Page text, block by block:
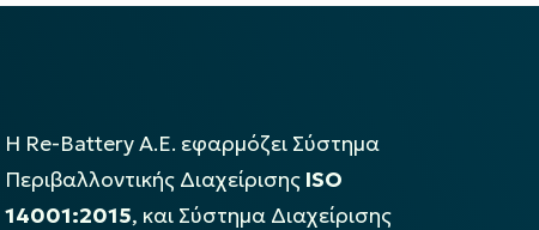
Η Re-Battery Α.Ε. εφαρμόζει Σύστημα
Περιβαλλοντικής Διαχείρισης ISO
14001:2015, και Σύστημα Διαχείρισης